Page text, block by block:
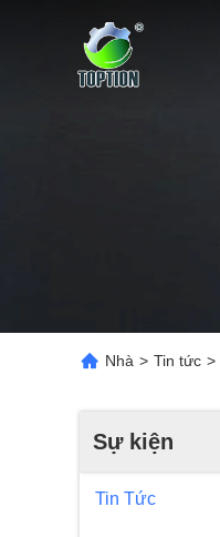
Nhà > Tin tức >
Sự kiện
Tin Tức